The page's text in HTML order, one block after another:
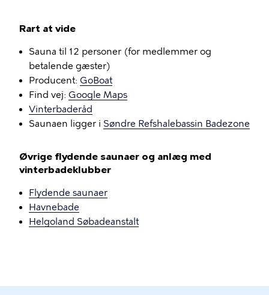
Rart at vide
Sauna til 12 personer (for medlemmer og
betalende gæster)
Producent: GoBoat
Find vej: Google Maps
Vinterbaderåd
Saunaen ligger i Søndre Refshalebassin Badezone
Øvrige flydende saunaer og anlæg med
vinterbadeklubber
Flydende saunaer
Havnebade
Helgoland Søbadeanstalt